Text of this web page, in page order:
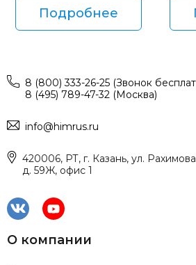
Подробнее
8 (800) 333-26-25 (Звонок
8 (495) 789-47-32 (Москва)
info@himrus.ru
420006, РТ, г. Казань, ул.
д. 59Ж, офис 1
О компании